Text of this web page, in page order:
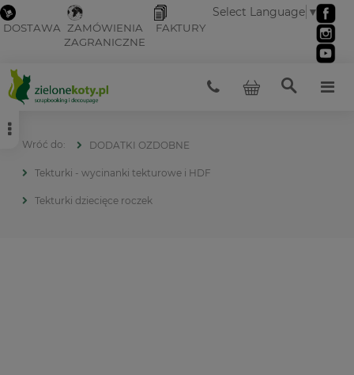
DOSTAWA ZAMÓWIENIA
ZAGRANICZNE
FAKTURY
Select Language ▼
DODATKI OZDOBNE
Tekturki - wycinanki tekturowe i HDF
Tekturki dziecięce roczek